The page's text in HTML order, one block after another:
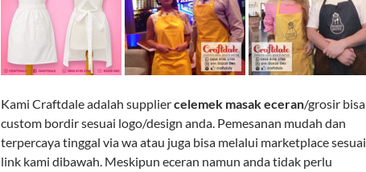
Kami Craftdale adalah suppliercelemek masak eceran/grosir bisa
custom bordir sesuai logo/design anda. Pemesanan mudah dan
terpercaya tinggal via wa atau juga bisa melalui marketplace sesuai
link kami dibawah. Meskipun eceran namun anda tidak perlu